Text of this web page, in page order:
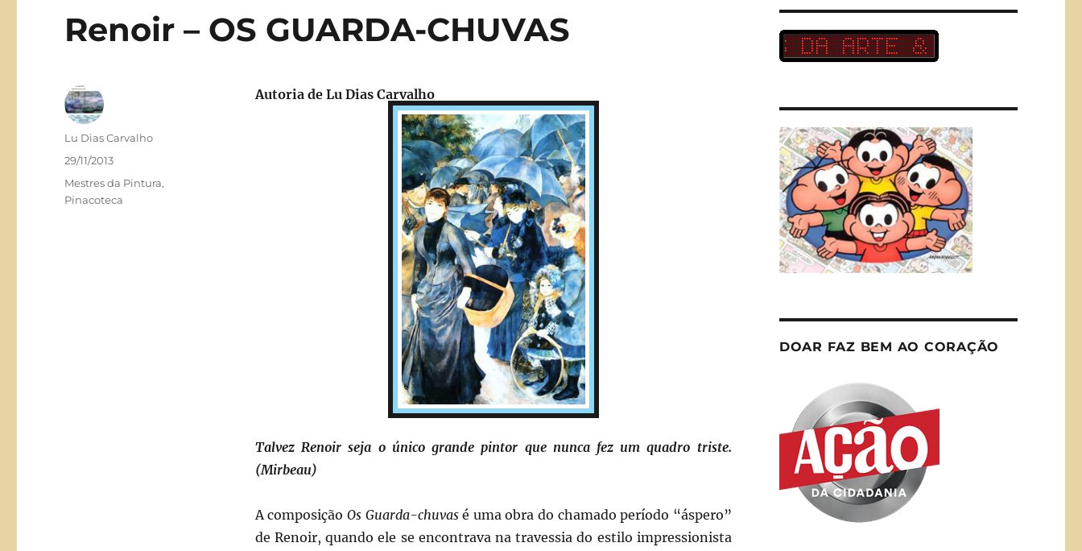
Renoir – OS GUARDA-CHUVAS
Autoria de Lu Dias Carvalho
Talvez Renoir seja o único grande pintor que nunca fez um quadro triste.
(Mirbeau)
A composiçãoOs Guarda-chuvasé uma obra do chamado período “áspero”
de Renoir, quando ele se encontrava na travessia do estilo impressionista
Autor
Lu Dias Carvalho
Publicado
em
29/11/2013
Categorias
Mestres da Pintura,
Pinacoteca
DOAR FAZ BEM AO CORAÇÃO